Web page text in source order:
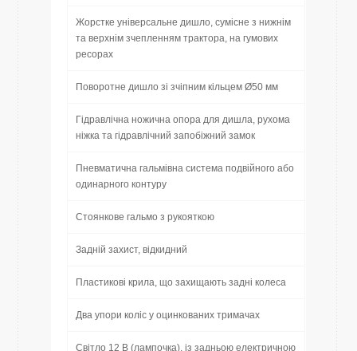
Жорстке універсальне дишло, сумісне з нижнім
та верхнім зчепленням трактора, на гумових
ресорах
Поворотне дишло зі зчіпним кільцем Ø50 мм
Гідравлічна ножична опора для дишла, рухома
ніжка та гідравлічний запобіжний замок
Пневматична гальмівна система подвійного або
одинарного контуру
Стоянкове гальмо з рукояткою
Задній захист, відкидний
Пластикові крила, що захищають задні колеса
Два упори коліс у оцинкованих тримачах
Світло 12 В (лампочка), із задньою електричною